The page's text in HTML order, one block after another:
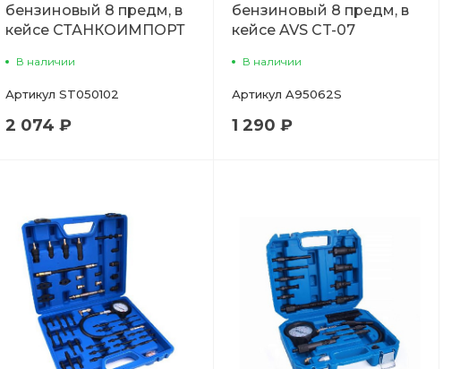
бензиновый 8 предм, в
кейсе СТАНКОИМПОРТ
В наличии
Артикул ST050102
2 074 ₽
бензиновый 8 предм, в
кейсе AVS CT-07
В наличии
Артикул A95062S
1 290 ₽